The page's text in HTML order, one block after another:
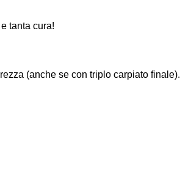
tanta cura!
(anche se con triplo carpiato finale).